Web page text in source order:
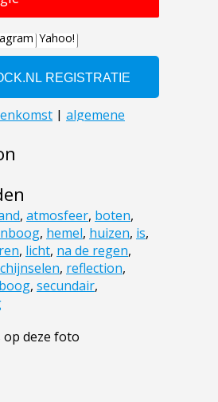
, atmosfeer, boten,
, hemel, huizen, is,
, licht, na de regen,
, reflection,
, secundair,
op deze foto